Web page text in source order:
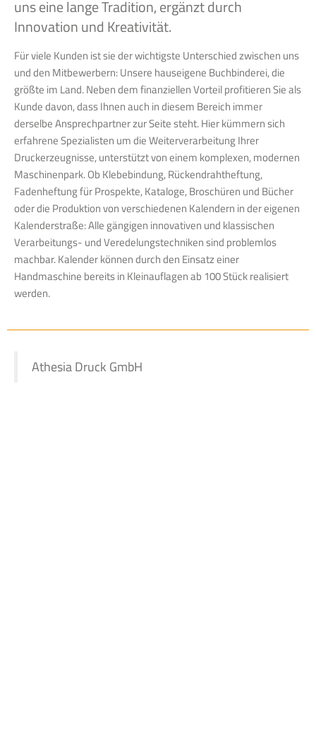
uns eine lange Tradition, ergänzt durch
Innovation und Kreativität.
Für viele Kunden ist sie der wichtigste Unterschied zwischen uns
und den Mitbewerbern: Unsere hauseigene Buchbinderei, die
größte im Land. Neben dem finanziellen Vorteil profitieren Sie als
Kunde davon, dass Ihnen auch in diesem Bereich immer
derselbe Ansprechpartner zur Seite steht. Hier kümmern sich
erfahrene Spezialisten um die Weiterverarbeitung Ihrer
Druckerzeugnisse, unterstützt von einem komplexen, modernen
Maschinenpark. Ob Klebebindung, Rückendrahtheftung,
Fadenheftung für Prospekte, Kataloge, Broschüren und Bücher
oder die Produktion von verschiedenen Kalendern in der eigenen
Kalenderstraße: Alle gängigen innovativen und klassischen
Verarbeitungs- und Veredelungstechniken sind problemlos
machbar. Kalender können durch den Einsatz einer
Handmaschine bereits in Kleinauflagen ab 100 Stück realisiert
werden.
Athesia Druck GmbH